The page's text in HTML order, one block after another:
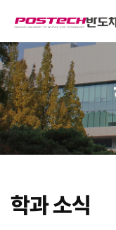
학과 소식